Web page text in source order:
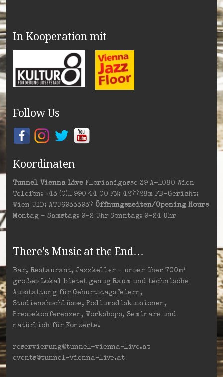
In Kooperation mit
Follow Us
Koordinaten
Tunnel Vienna LiveFlorianigasse 39 A-1080 Wien
Telefon: +43 (0)1 990 44 00 FN: 427728m FB-Gericht:
Wien UID: ATU69333937 Öffnungszeiten/Opening Hours
Montag – Samstag: 9–2 Uhr Sonntag: 9–24 Uhr
There’s Music at the End…
Bar, Restaurant, Jazzkeller – unser über 700m²
großes Lokal bietet genug Raum und technische
Ausstattung für Geburtstagsfeiern,
Studienabschlüsse, Podiumsdiskussionen,
Pressekonferenzen, Workshops, Seminare und
natürlich für Konzerte.
reservierung@tunnel-vienna-live.at
events@tunnel-vienna-live.at